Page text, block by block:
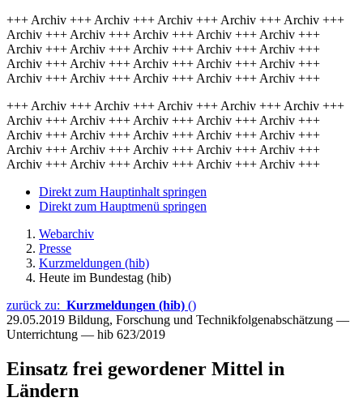
+++ Archiv +++ Archiv +++ Archiv +++ Archiv +++ Archiv +++
Archiv +++ Archiv +++ Archiv +++ Archiv +++ Archiv +++
Archiv +++ Archiv +++ Archiv +++ Archiv +++ Archiv +++
Archiv +++ Archiv +++ Archiv +++ Archiv +++ Archiv +++
Archiv +++ Archiv +++ Archiv +++ Archiv +++ Archiv +++
+++ Archiv +++ Archiv +++ Archiv +++ Archiv +++ Archiv +++
Archiv +++ Archiv +++ Archiv +++ Archiv +++ Archiv +++
Archiv +++ Archiv +++ Archiv +++ Archiv +++ Archiv +++
Archiv +++ Archiv +++ Archiv +++ Archiv +++ Archiv +++
Archiv +++ Archiv +++ Archiv +++ Archiv +++ Archiv +++
Direkt zum Hauptinhalt springen
Direkt zum Hauptmenü springen
Webarchiv
Presse
Kurzmeldungen (hib)
Heute im Bundestag (hib)
zurück zu: Kurzmeldungen (hib) ()
29.05.2019 Bildung, Forschung und Technikfolgenabschätzung —
Unterrichtung — hib 623/2019
Einsatz frei gewordener Mittel in
Ländern